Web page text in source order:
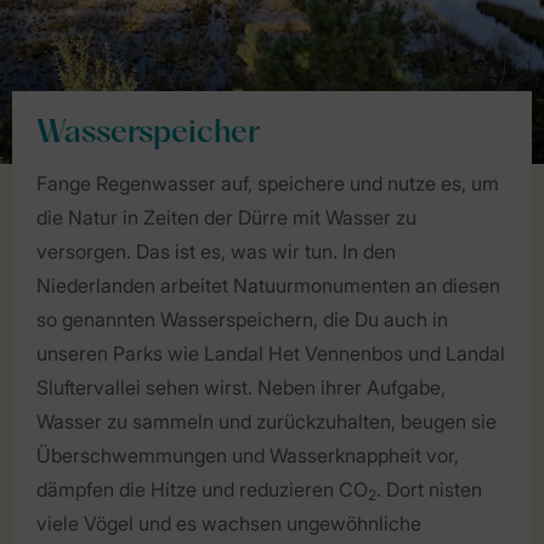
Wasserspeicher
Fange Regenwasser auf, speichere und nutze es, um
die Natur in Zeiten der Dürre mit Wasser zu
versorgen. Das ist es, was wir tun. In den
Niederlanden arbeitet Natuurmonumenten an diesen
so genannten Wasserspeichern, die Du auch in
unseren Parks wie Landal Het Vennenbos und Landal
Sluftervallei sehen wirst. Neben ihrer Aufgabe,
Wasser zu sammeln und zurückzuhalten, beugen sie
Überschwemmungen und Wasserknappheit vor,
dämpfen die Hitze und reduzieren CO2. Dort nisten
viele Vögel und es wachsen ungewöhnliche